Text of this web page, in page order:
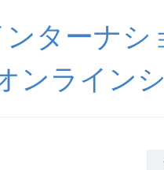
ンターナ
ンライン